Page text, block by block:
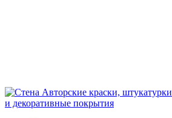
Авторские краски, штукатурки
и декоративные покрытия